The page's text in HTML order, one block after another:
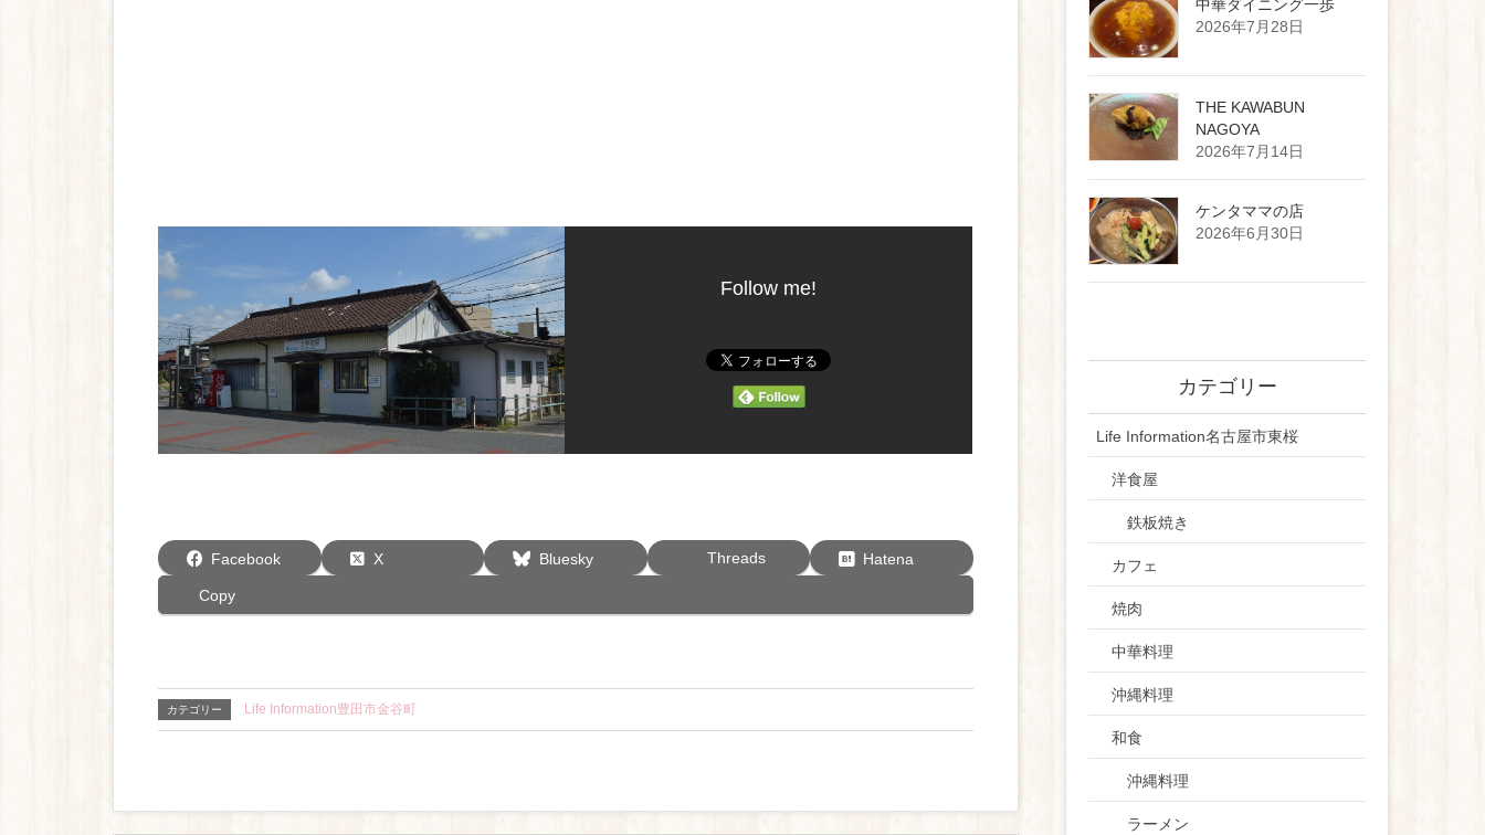
Follow me!
Facebook X Bluesky Threads Hatena
Copy
カテゴリー Life Information豊田市金谷町
中華ダイニング一歩
2026年7月28日
THE KAWABUN
NAGOYA
2026年7月14日
ケンタママの店
2026年6月30日
カテゴリー
Life Information名古屋市東桜
洋食屋
鉄板焼き
カフェ
焼肉
中華料理
沖縄料理
和食
沖縄料理
ラーメン